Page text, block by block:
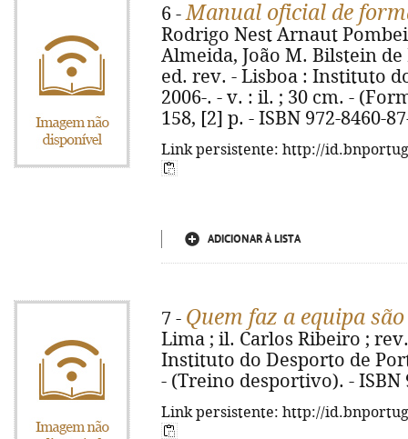
6 -Manual oficial de
Rodrigo Nest Arnaut
Almeida, João M. Bilstein de
ed. rev. - Lisboa : Instituto
2006-. - v. : il. ; 30 cm. -
158, [2] p. - ISBN 972-8460-
Link persistente: http://
ADICIONAR À LISTA
7 - Quem faz a equipa
Lima ; il. Carlos Ribeiro ;
Instituto do Desporto de
- (Treino desportivo). - ISBN
Link persistente: http://